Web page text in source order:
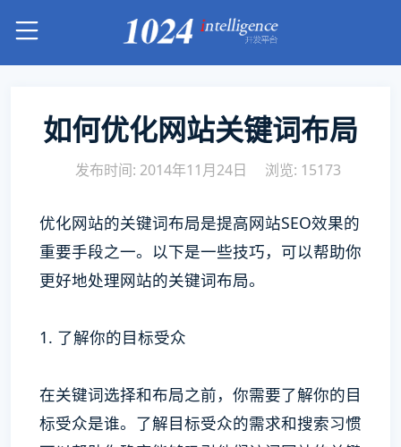
如何优化网站关键词布局
发布时间: 2014年11月24日 浏览: 15173
优化网站的关键词布局是提高网站SEO效果的
重要手段之一。以下是一些技巧，可以帮助你
更好地处理网站的关键词布局。
1. 了解你的目标受众
在关键词选择和布局之前，你需要了解你的目
标受众是谁。了解目标受众的需求和搜索习惯